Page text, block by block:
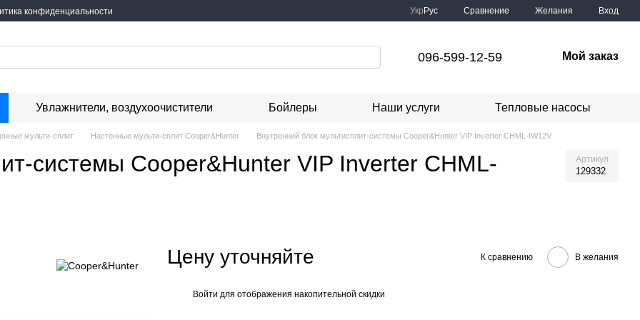
конфиденциальности Укр Рус Сравнение Желания Вход
096-599-12-59 Мой заказ
Увлажнители, воздухоочистители Бойлеры Наши услуги Тепловые насосы
мульти-сплит Настенные мульти-сплит Cooper&Hunter Внутренний блок мультисплит-системы Cooper&Hunter VIP Inverter CHML-IW12V
системы Cooper&Hunter VIP Inverter CHML-
Артикул
129332
Цену уточняйте К сравнению В желания
Войти для отображения накопительной скидки